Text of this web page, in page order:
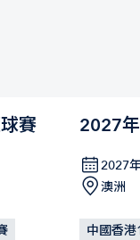
賽 2027
2027
澳洲
中國香